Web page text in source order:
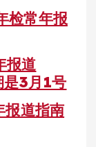
常年报
报道
3月1号
道指南